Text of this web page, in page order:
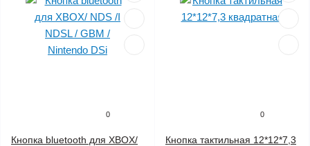
0
Кнопка bluetooth для XBOX/
0
Кнопка тактильная 12*12*7,3